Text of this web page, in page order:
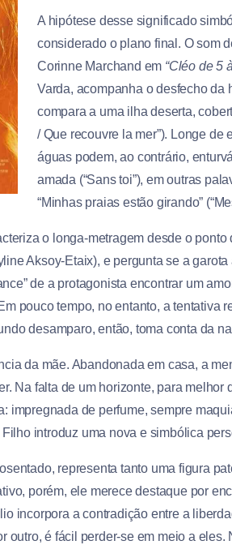
A hipótese desse significado
considerado o plano final. O som
Corinne Marchand em “Cléo de 5
Varda, acompanha o desfecho da
compara a uma ilha deserta,
/ Que recouvre la mer”). Longe de
águas podem, ao contrário,
amada (“Sans toi”), em outras
“Minhas praias estão girando”
o longa-metragem desde o
Aksoy-Etaix), e pergunta se a
de a protagonista encontrar um
pouco tempo, no entanto, a tentativa
desamparo, então, toma conta da
da mãe. Abandonada em casa, a
Na falta de um horizonte, para melhor
impregnada de perfume, sempre
introduz uma nova e simbólica
representa tanto uma figura
porém, ele merece destaque por
incorpora a contradição entre a
outro, é fácil perder-se em meio a